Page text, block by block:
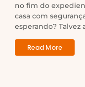
no fim do
casa com
esperando? Talvez
Read More